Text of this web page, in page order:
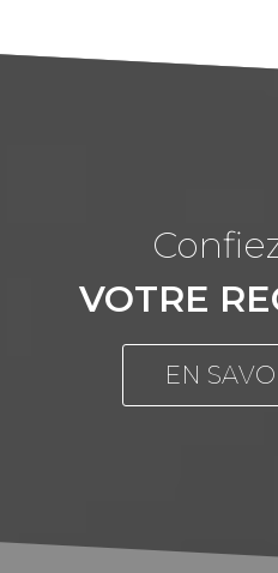
VOTRE
EN